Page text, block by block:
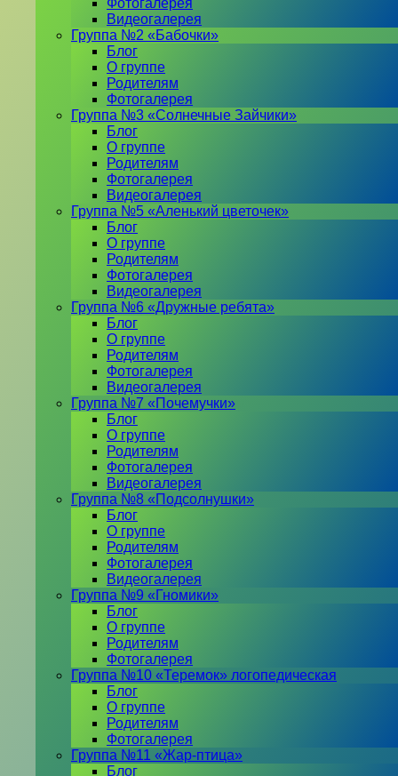
Фотогалерея
Видеогалерея
Группа №2 «Бабочки»
Блог
О группе
Родителям
Фотогалерея
Группа №3 «Солнечные Зайчики»
Блог
О группе
Родителям
Фотогалерея
Видеогалерея
Группа №5 «Аленький цветочек»
Блог
О группе
Родителям
Фотогалерея
Видеогалерея
Группа №6 «Дружные ребята»
Блог
О группе
Родителям
Фотогалерея
Видеогалерея
Группа №7 «Почемучки»
Блог
О группе
Родителям
Фотогалерея
Видеогалерея
Группа №8 «Подсолнушки»
Блог
О группе
Родителям
Фотогалерея
Видеогалерея
Группа №9 «Гномики»
Блог
О группе
Родителям
Фотогалерея
Группа №10 «Теремок» логопедическая
Блог
О группе
Родителям
Фотогалерея
Группа №11 «Жар-птица»
Блог